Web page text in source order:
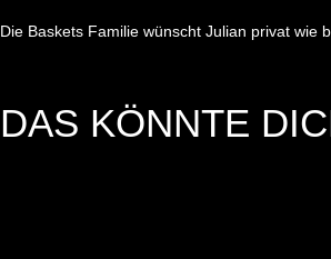
Die Baskets Familie wünscht Julian privat wie
DAS KÖNNTE